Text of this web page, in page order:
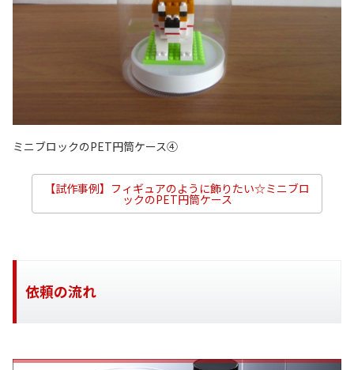
ミニブロックのPET円筒ケース④
【試作事例】フィギュアのように飾りたい☆ミニブロ
ックのPET円筒ケース
依頼の流れ